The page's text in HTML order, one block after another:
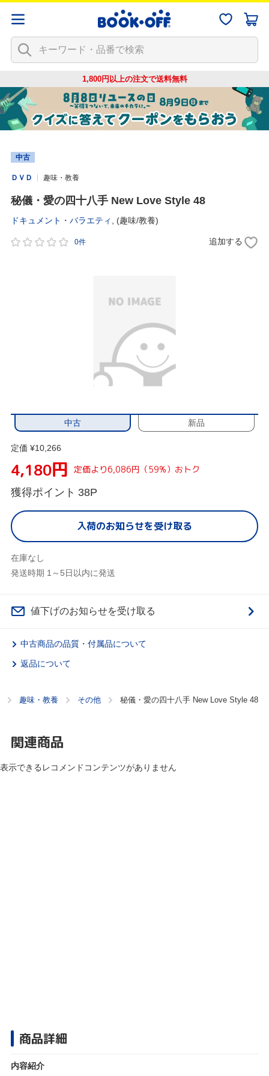
1,800円以上の注文で送料無料
中古
ＤＶＤ 趣味・教養
秘儀・愛の四十八手 New Love Style 48
ドキュメント・バラエティ (趣味/教養)
0件 追加する
中古 新品
定価 ¥10,266
4,180円 定価より6,086円（59%）おトク
獲得ポイント 38P
入荷のお知らせを受け取る
在庫なし
発送時期 1～5日以内に発送
値下げのお知らせを受け取る
中古商品の品質・付属品について
返品について
趣味・教養 その他 秘儀・愛の四十八手 New Love Style 48
関連商品
表示できるレコメンドコンテンツがありません
商品詳細
内容紹介